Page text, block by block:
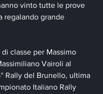
vinto tutte le prove
regalando grande
classe per Massimo
Vairoli al
Rally del Brunello, ultima
Italiano Rally